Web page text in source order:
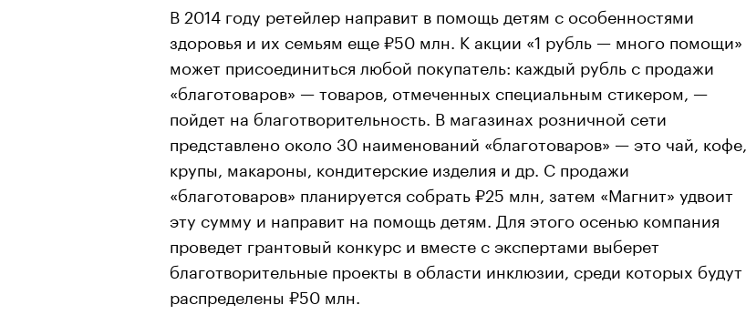
В 2014 году ретейлер направит в помощь детям с особенностями
здоровья и их семьям еще ₽50 млн. К акции «1 рубль — много помощи»
может присоединиться любой покупатель: каждый рубль с продажи
«благотоваров» — товаров, отмеченных специальным стикером, —
пойдет на благотворительность. В магазинах розничной сети
представлено около 30 наименований «благотоваров» — это чай, кофе,
крупы, макароны, кондитерские изделия и др. С продажи
«благотоваров» планируется собрать ₽25 млн, затем «Магнит» удвоит
эту сумму и направит на помощь детям. Для этого осенью компания
проведет грантовый конкурс и вместе с экспертами выберет
благотворительные проекты в области инклюзии, среди которых будут
распределены ₽50 млн.